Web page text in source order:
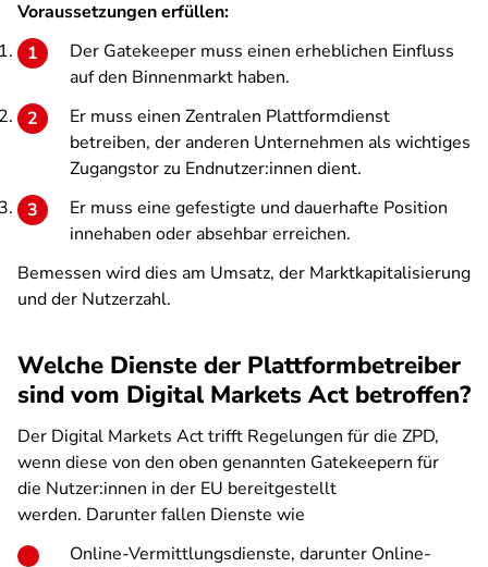
Voraussetzungen erfüllen:
Der Gatekeeper muss einen erheblichen Einfluss
auf den Binnenmarkt haben.
Er muss einen Zentralen Plattformdienst
betreiben, der anderen Unternehmen als wichtiges
Zugangstor zu Endnutzer:innen dient.
Er muss eine gefestigte und dauerhafte Position
innehaben oder absehbar erreichen.
Bemessen wird dies am Umsatz, der Marktkapitalisierung
und der Nutzerzahl.
Welche Dienste der Plattformbetreiber
sind vom Digital Markets Act betroffen?
Der Digital Markets Act trifft Regelungen für die ZPD,
wenn diese von den oben genannten Gatekeepern für
die Nutzer:innen in der EU bereitgestellt
werden. Darunter fallen Dienste wie
Online-Vermittlungsdienste, darunter Online-